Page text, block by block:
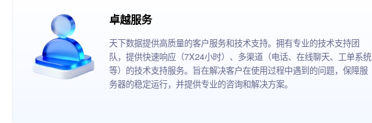
卓越服务
天下数据提供高质量的客户服务和技术支持。拥有专业的技术支持团
队，提供快速响应（7X24小时）、多渠道（电话、在线聊天、工单系统
等）的技术支持服务。旨在解决客户在使用过程中遇到的问题，保障服
务器的稳定运行，并提供专业的咨询和解决方案。